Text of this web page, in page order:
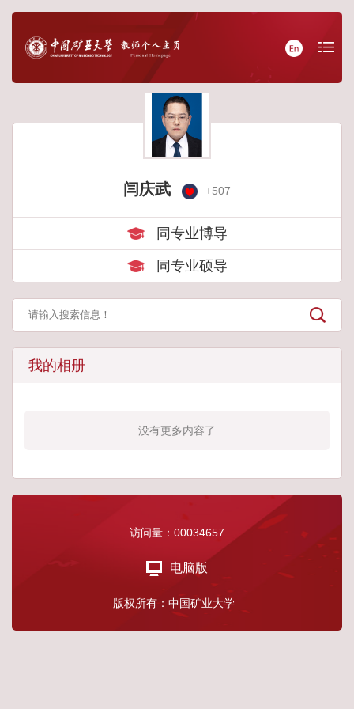
闫庆武 +507
同专业博导
同专业硕导
我的相册
没有更多内容了
访问量： 00034657
电脑版
版权所有：中国矿业大学